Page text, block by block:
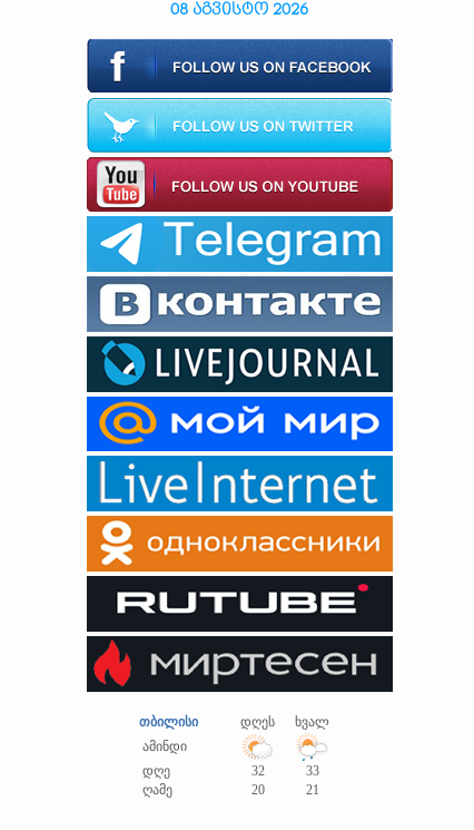
08 აგვისტო 2026
თბილისი დღეს
ხვალ
ამინდი
დღე
32
33
ღამე
20 21